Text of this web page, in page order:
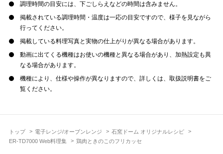
トップ 電子レンジ/オーブンレンジ
石窯ドーム オリジナルレシピ
ER-TD7000 Web料理集
鶏肉ときのこのフリカッセ
調理時間の目安には、下ごしらえなどの時間は含みません。
掲載されている調理時間・温度は一応の目安ですので、様子を見ながら
行ってください。
掲載している料理写真と実物の仕上がりが異なる場合があります。
動画に出てくる機種はお使いの機種と異なる場合があり、加熱設定も異
なる場合があります。
機種により、仕様や操作が異なりますので、詳しくは、取扱説明書をご
覧ください。